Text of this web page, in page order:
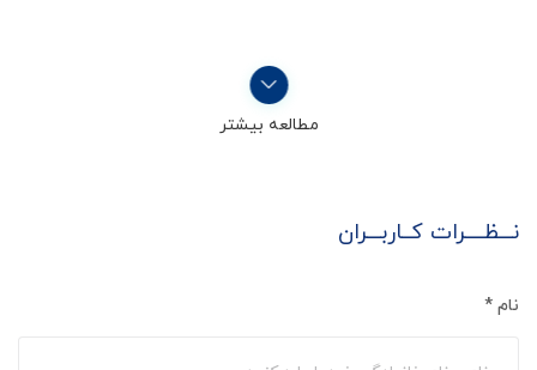
مطالعه بیشتر
نـــظــــرات کــاربـــران
نام *